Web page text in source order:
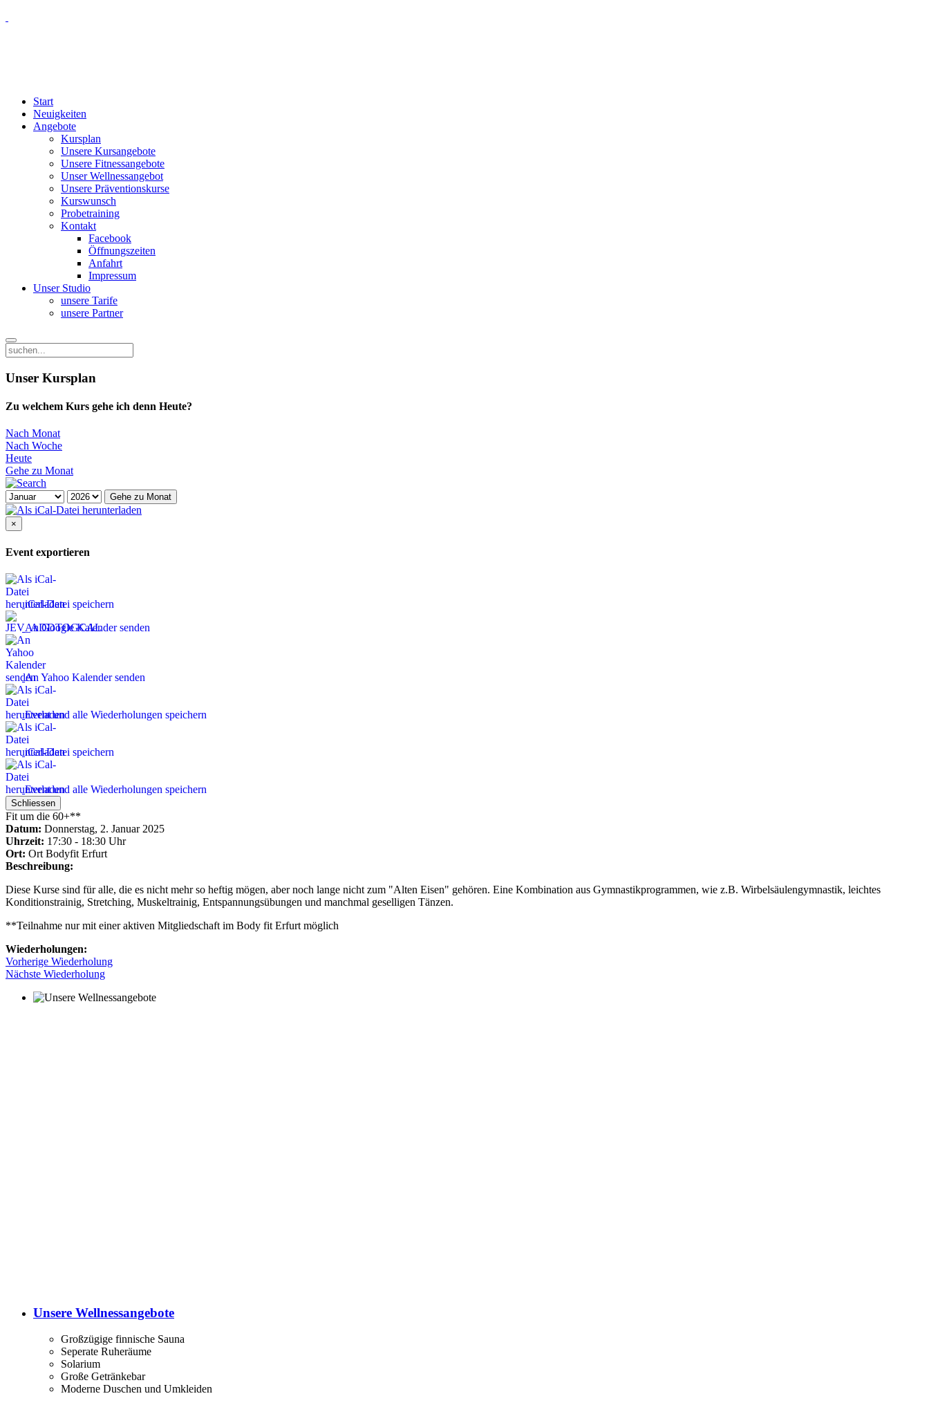
Start
Neuigkeiten
Angebote
Kursplan
Unsere Kursangebote
Unsere Fitnessangebote
Unser Wellnessangebot
Unsere Präventionskurse
Kurswunsch
Probetraining
Kontakt
Facebook
Öffnungszeiten
Anfahrt
Impressum
Unser Studio
unsere Tarife
unsere Partner
Unser Kursplan
Zu welchem Kurs gehe ich denn Heute?
Nach Monat
Nach Woche
Heute
Gehe zu Monat
Gehe zu Monat
×
Event exportieren
iCal-Datei speichern
An Google Kalender senden
An Yahoo Kalender senden
Event und alle Wiederholungen speichern
iCal-Datei speichern
Event und alle Wiederholungen speichern
Schliessen
Fit um die 60+**
Datum: Donnerstag, 2. Januar 2025
Uhrzeit: 17:30 - 18:30 Uhr
Ort: Ort Bodyfit Erfurt
Beschreibung:
Diese Kurse sind für alle, die es nicht mehr so heftig mögen, aber noch lange nicht zum "Alten Eisen" gehören. Eine Kombination aus Gymnastikprogrammen, wie z.B. Wirbelsäulengymnastik, leichtes
Konditionstrainig, Stretching, Muskeltrainig, Entspannungsübungen und manchmal geselligen Tänzen.
**Teilnahme nur mit einer aktiven Mitgliedschaft im Body fit Erfurt möglich
Wiederholungen:
Vorherige Wiederholung
Nächste Wiederholung
Unsere Wellnessangebote
Großzügige finnische Sauna
Seperate Ruheräume
Solarium
Große Getränkebar
Moderne Duschen und Umkleiden